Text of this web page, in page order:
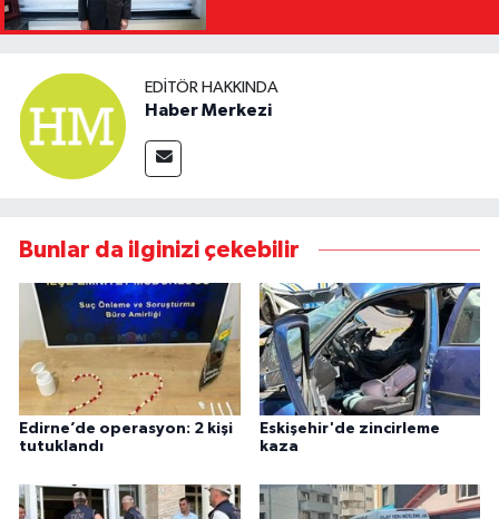
Kaldıracağız"
EDITÖR HAKKINDA
Haber Merkezi
Bunlar da ilginizi çekebilir
Edirne’de operasyon: 2 kişi
tutuklandı
Eskişehir'de zincirleme
kaza